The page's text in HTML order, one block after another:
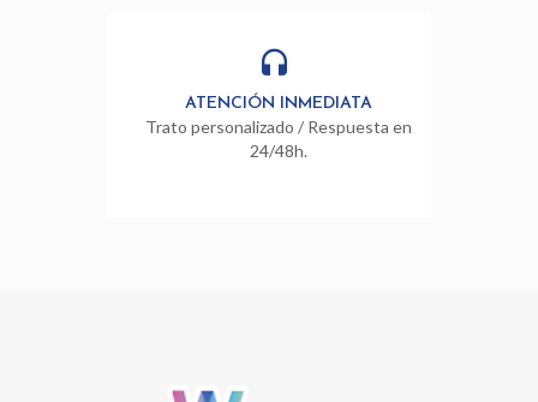
ATENCIÓN INMEDIATA
Trato personalizado / Respuesta en
24/48h.